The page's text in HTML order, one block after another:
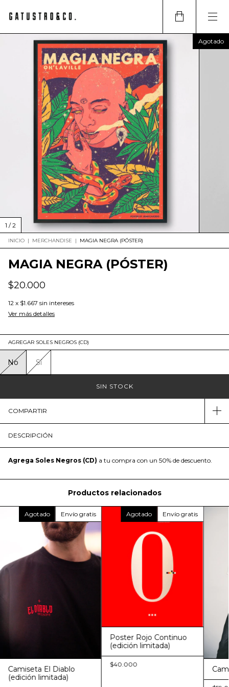
Agotado
1 /2
INICIO | MERCHANDISE | MAGIA NEGRA (PÓSTER)
MAGIA NEGRA (PÓSTER)
$20.000
12 x $1.667 sin intereses
Ver más detalles
AGREGAR SOLES NEGROS (CD)
No Sí
COMPARTIR
DESCRIPCIÓN
Agrega Soles Negros (CD) a tu compra con un 50% de descuento.
Productos relacionados
Agotado Envío gratis
Camiseta El Diablo
(edición limitada)
Agotado Envío gratis
Poster Rojo Continuo
(edición limitada)
$40.000